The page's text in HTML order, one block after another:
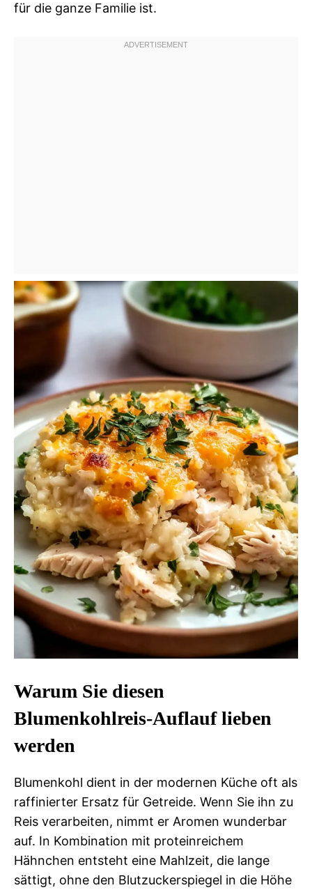
für die ganze Familie ist.
Warum Sie diesen
Blumenkohlreis-Auflauf lieben
werden
Blumenkohl dient in der modernen Küche oft als
raffinierter Ersatz für Getreide. Wenn Sie ihn zu
Reis verarbeiten, nimmt er Aromen wunderbar
auf. In Kombination mit proteinreichem
Hähnchen entsteht eine Mahlzeit, die lange
sättigt, ohne den Blutzuckerspiegel in die Höhe